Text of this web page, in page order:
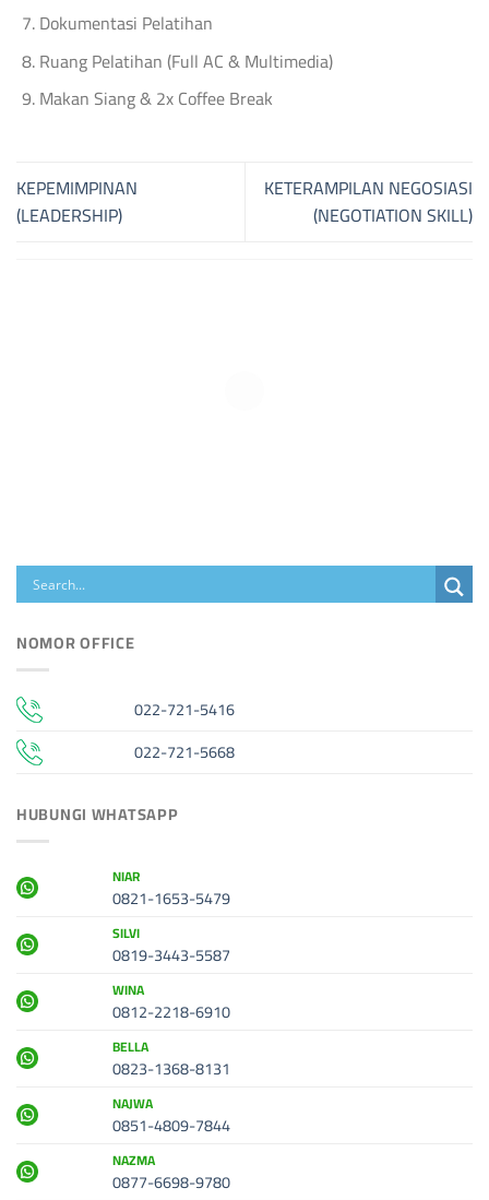
Dokumentasi Pelatihan
Ruang Pelatihan (Full AC & Multimedia)
Makan Siang & 2x Coffee Break
KEPEMIMPINAN
(LEADERSHIP)
KETERAMPILAN NEGOSIASI
(NEGOTIATION SKILL)
NOMOR OFFICE
022-721-5416
022-721-5668
HUBUNGI WHATSAPP
NIAR
0821-1653-5479
SILVI
0819-3443-5587
WINA
0812-2218-6910
BELLA
0823-1368-8131
NAJWA
0851-4809-7844
NAZMA
0877-6698-9780